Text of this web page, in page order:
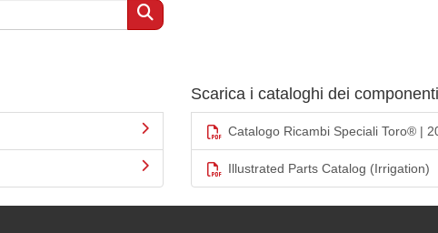
Scarica i cataloghi dei
Catalogo Ricambi Speciali Toro® |
Illustrated Parts Catalog (Irrigation)